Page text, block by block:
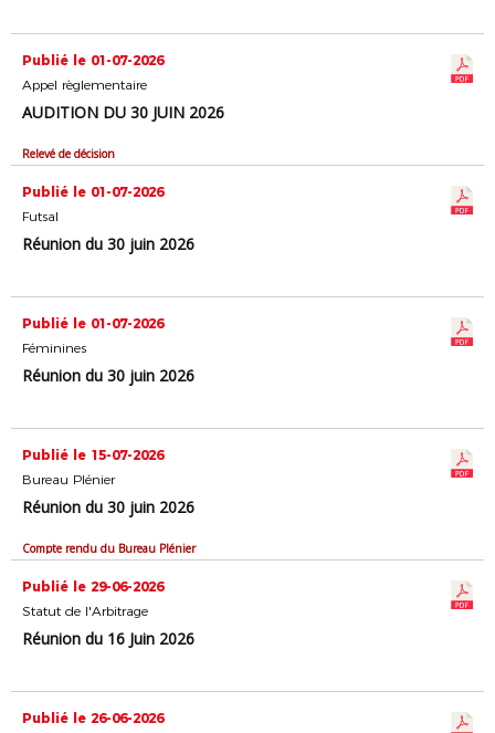
Publié le 01-07-2026
Appel règlementaire
AUDITION DU 30 JUIN 2026
Relevé de décision
Publié le 01-07-2026
Futsal
Réunion du 30 juin 2026
Publié le 01-07-2026
Féminines
Réunion du 30 juin 2026
Publié le 15-07-2026
Bureau Plénier
Réunion du 30 juin 2026
Compte rendu du Bureau Plénier
Publié le 29-06-2026
Statut de l'Arbitrage
Réunion du 16 Juin 2026
Publié le 26-06-2026